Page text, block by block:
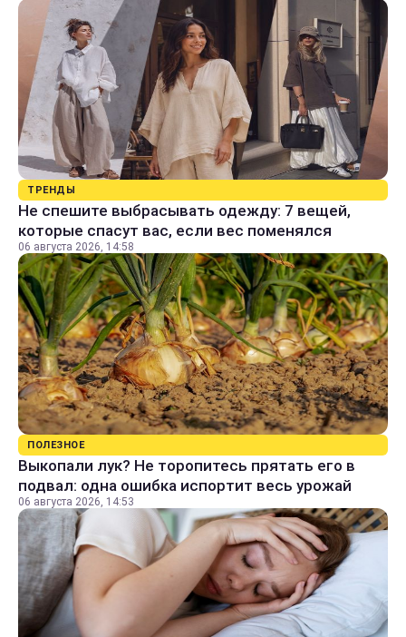
ТРЕНДЫ
Не спешите выбрасывать одежду: 7 вещей,
которые спасут вас, если вес поменялся
06 августа 2026, 14:58
ПОЛЕЗНОЕ
Выкопали лук? Не торопитесь прятать его в
подвал: одна ошибка испортит весь урожай
06 августа 2026, 14:53